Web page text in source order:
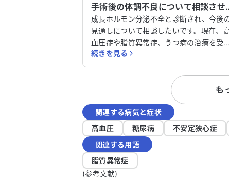
手術後の体調不良について相談させ
てください。
成長ホルモン分泌不全と診断され、今後
見通しについて相談したいです。現在、
血圧症や脂質異常症、うつ病の治療を受け
ています。下垂体腺腫手術前から成長ホル
モン（GH）が低く、怠さや風邪などで長
期療養が必要でした。術後の負荷検査で
GHが低いと指摘されましたが、重症では
ないため補充対象外とされています。 微熱
や怠さなどの体調不良が5年ほど続いてお
り、日常生活に支障をきたしています。特
に、ACTHや甲状腺ホルモンも低下してお
り、起きて生活することがさらに苦痛で
す。重症にならなければGHの補充療法を
受けられないのでしょうか。今後の対処法
続きを見る
も
関連する病気と症状
高血圧
糖尿病 不安定狭心症
関連する用語
脂質異常症
(参考文献)